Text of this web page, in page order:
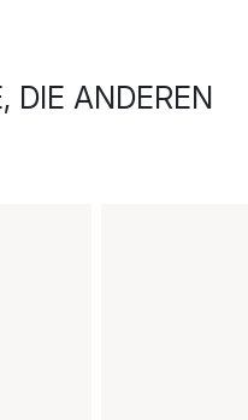
DIE ANDEREN